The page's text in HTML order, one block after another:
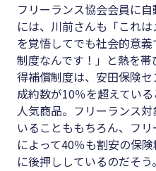
フリーランス協会会員に
には、川前さんも「これ
を覚悟してでも社会的意
制度なんです！」と熱を
得補償制度は、安田保険
成約数が10％を超えてい
人気商品。フリーランス
いることももちろん、フ
によって40％も割安の保
に後押ししているのだそう。